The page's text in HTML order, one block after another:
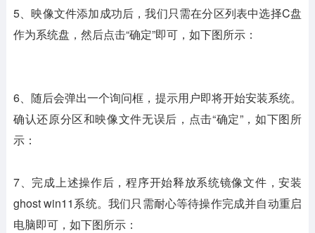
5、映像文件添加成功后，我们只需在分区列表中选择C盘
作为系统盘，然后点击“确定”即可，如下图所示：
6、随后会弹出一个询问框，提示用户即将开始安装系统。
确认还原分区和映像文件无误后，点击“确定”，如下图所
示：
7、完成上述操作后，程序开始释放系统镜像文件，安装
ghost win11系统。我们只需耐心等待操作完成并自动重启
电脑即可，如下图所示：